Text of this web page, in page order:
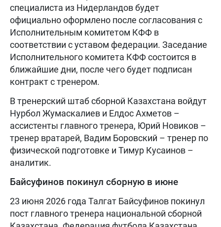
специалиста из Нидерландов будет
официально оформлено после согласования с
Исполнительным комитетом КФФ в
соответствии с уставом федерации. Заседание
Исполнительного комитета КФФ состоится в
ближайшие дни, после чего будет подписан
контракт с тренером.
В тренерский штаб сборной Казахстана войдут
Нурбол Жумаскалиев и Елдос Ахметов –
ассистенты главного тренера, Юрий Новиков –
тренер вратарей, Вадим Боровский – тренер по
физической подготовке и Тимур Кусаинов –
аналитик.
Байсуфинов покинул сборную в июне
23 июня 2026 года Талгат Байсуфинов покинул
пост главного тренера национальной сборной